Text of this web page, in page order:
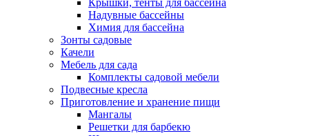
Крышки, тенты для бассейна
Надувные бассейны
Химия для бассейна
Зонты садовые
Качели
Мебель для сада
Комплекты садовой мебели
Подвесные кресла
Приготовление и хранение пищи
Мангалы
Решетки для барбекю